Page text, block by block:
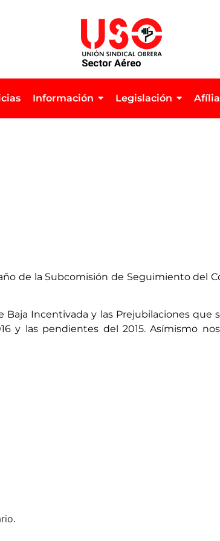
Información Legislación
de la Subcomisión de Seguimiento del
Incentivada y las Prejubilaciones que
y las pendientes del 2015. Asímismo